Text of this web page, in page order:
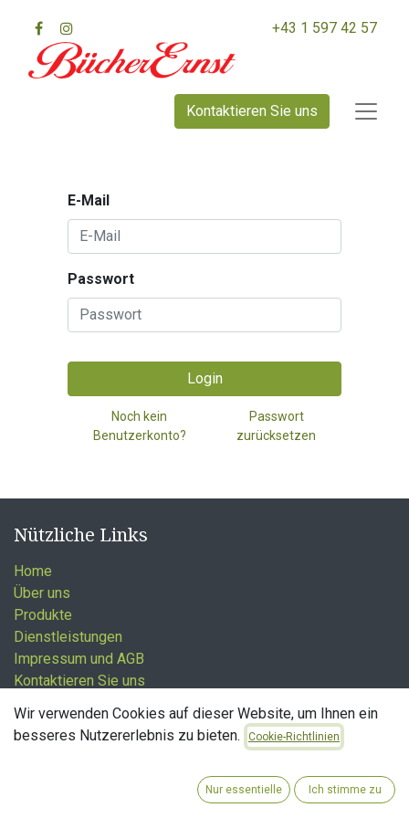
+43 1 597 42 57
Kontaktieren Sie uns
E-Mail
Passwort
Login
Noch kein
Benutzerkonto?
Passwort
zurücksetzen
Nützliche Links
Home
Über uns
Produkte
Dienstleistungen
Impressum und AGB
Kontaktieren Sie uns
Wir sind das Antiquariat Bücher Ernst und sind seit 1979
Wir verwenden Cookies auf dieser Website, um Ihnen ein
besseres Nutzererlebnis zu bieten.
Cookie-Richtlinien
Nur essentielle Ich stimme zu